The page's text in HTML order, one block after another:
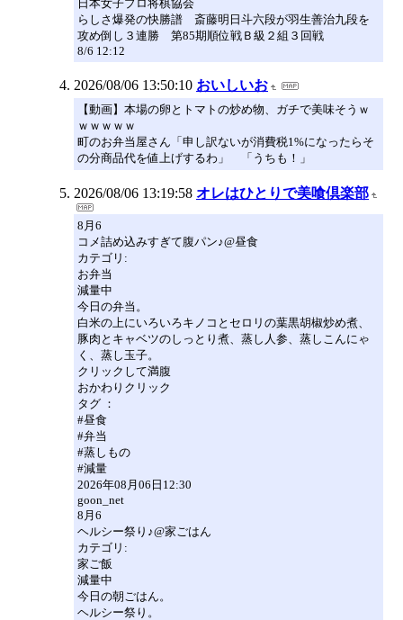
日本女子プロ将棋協会
らしさ爆発の快勝譜 斎藤明日斗六段が羽生善治九段を
攻め倒し３連勝 第85期順位戦Ｂ級２組３回戦
8/6 12:12
2026/08/06 13:50:10 おいしいお
【動画】本場の卵とトマトの炒め物、ガチで美味そうｗ
ｗｗｗｗｗ
町のお弁当屋さん「申し訳ないが消費税1%になったらそ
の分商品代を値上げするわ」 「うちも！」
2026/08/06 13:19:58 オレはひとりで美喰倶楽部
8月6
コメ詰め込みすぎて腹パン♪@昼食
カテゴリ:
お弁当
減量中
今日の弁当。
白米の上にいろいろキノコとセロリの葉黒胡椒炒め煮、
豚肉とキャベツのしっとり煮、蒸し人参、蒸しこんにゃ
く、蒸し玉子。
クリックして満腹
おかわりクリック
タグ ：
#昼食
#弁当
#蒸しもの
#減量
2026年08月06日12:30
goon_net
8月6
ヘルシー祭り♪@家ごはん
カテゴリ:
家ご飯
減量中
今日の朝ごはん。
ヘルシー祭り。